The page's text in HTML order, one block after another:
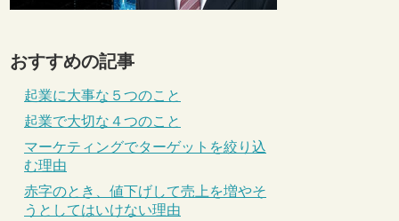
おすすめの記事
起業に大事な５つのこと
起業で大切な４つのこと
マーケティングでターゲットを絞り込
む理由
赤字のとき、値下げして売上を増やそ
うとしてはいけない理由